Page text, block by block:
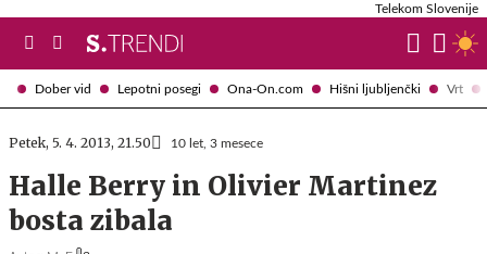
Dober vid Lepotni posegi Ona-On.com Hišni ljubljenčki Vrt
Telekom Slovenije
Petek, 5. 4. 2013, 21.50 10 let, 3 mesece
Halle Berry in Olivier Martinez
bosta zibala